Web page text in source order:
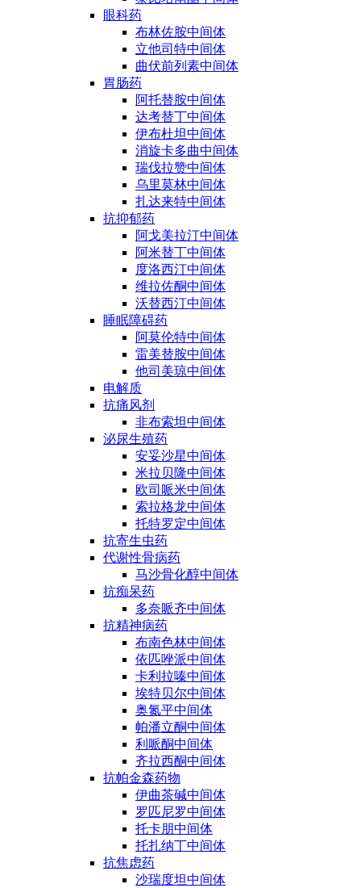
眼科药
布林佐胺中间体
立他司特中间体
曲伏前列素中间体
胃肠药
阿托替胺中间体
达考替丁中间体
伊布杜坦中间体
消旋卡多曲中间体
瑞伐拉赞中间体
乌里莫林中间体
扎达来特中间体
抗抑郁药
阿戈美拉汀中间体
阿米替丁中间体
度洛西汀中间体
维拉佐酮中间体
沃替西汀中间体
睡眠障碍药
阿莫伦特中间体
雷美替胺中间体
他司美琼中间体
电解质
抗痛风剂
非布索坦中间体
泌尿生殖药
安妥沙星中间体
米拉贝隆中间体
欧司哌米中间体
索拉格龙中间体
托特罗定中间体
抗寄生虫药
代谢性骨病药
马沙骨化醇中间体
抗痴呆药
多奈哌齐中间体
抗精神病药
布南色林中间体
依匹唑派中间体
卡利拉嗪中间体
埃特贝尔中间体
奥氮平中间体
帕潘立酮中间体
利哌酮中间体
齐拉西酮中间体
抗帕金森药物
伊曲茶碱中间体
罗匹尼罗中间体
托卡朋中间体
托扎纳丁中间体
抗焦虑药
沙瑞度坦中间体